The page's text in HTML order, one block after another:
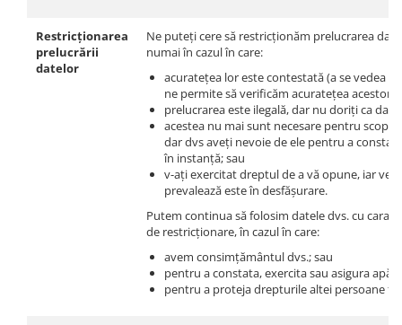
Restricționarea
prelucrării
datelor
Ne puteți cere să restricționăm prelucrarea
numai în cazul în care:
acuratețea lor este contestată (a se vedea
ne permite să verificăm acuratețea
prelucrarea este ilegală, dar nu doriți ca
acestea nu mai sunt necesare pentru
dar dvs aveți nevoie de ele pentru a
în instanță; sau
v-ați exercitat dreptul de a vă opune, iar
prevalează este în desfășurare.
Putem continua să folosim datele dvs. cu
de restricționare, în cazul în care:
avem consimțământul dvs.; sau
pentru a constata, exercita sau asigura
pentru a proteja drepturile altei persoane